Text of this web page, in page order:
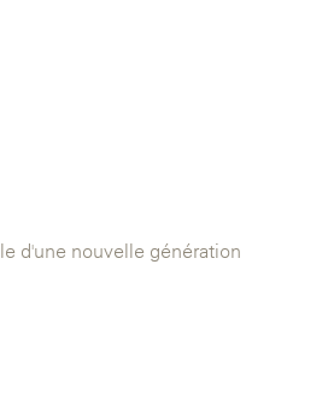
d'une nouvelle génération